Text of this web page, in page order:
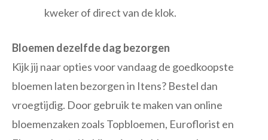
kweker of direct van de klok.
Bloemen dezelfde dag bezorgen
Kijk jij naar opties voor vandaag de goedkoopste
bloemen laten bezorgen in Itens? Bestel dan
vroegtijdig. Door gebruik te maken van online
bloemenzaken zoals Topbloemen, Euroflorist en